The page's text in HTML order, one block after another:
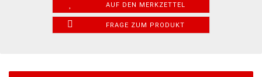
AUF DEN MERKZETTEL
FRAGE ZUM PRODUKT